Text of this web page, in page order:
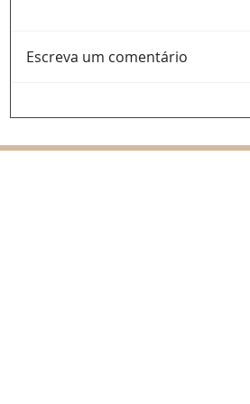
renovar o vallenato e
Escreva um comentário